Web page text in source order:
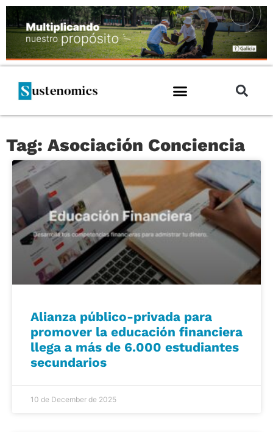
Tag: Asociación Conciencia
Alianza público-privada para
promover la educación financiera
llega a más de 6.000 estudiantes
secundarios
10 de December de 2025